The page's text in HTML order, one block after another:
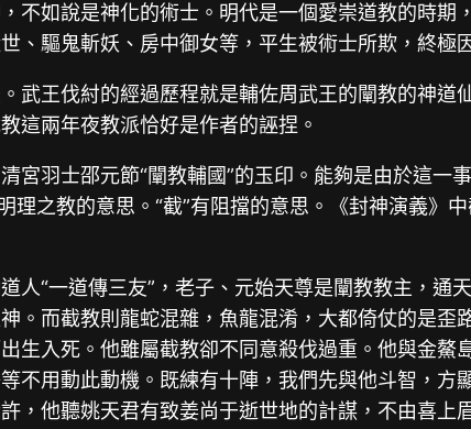
不如說是神化的術士。明代是一個愛崇道教的時
、驅鬼斬妖、房中御女等，平生被術士所欺，終極
武王伐紂的經過歷程就是輔佐周武王的闡教的神
這兩年夜教派恰好是作者的誣捏。
宮羽士邵元節“闡教輔國”的玉印。能夠是由於這一
理之教的意思。“截”有阻擋的意思。《封神演義》
人“一道傳三友”，老子、元始天尊是闡教教主，通
。而截教則龍蛇混雜，魚龍混淆，大都倚仗的是
生入死。他雖屬截教卻不同意殺伐過重。他與金
不用動此動機。既練有十陣，我們先與他斗智，
，他聽姚天君有致姜尚于逝世地的計謀，不由喜上